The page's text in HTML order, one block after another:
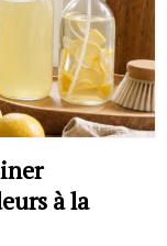
à la